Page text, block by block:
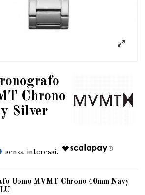
Chrono
Silver
Uomo MVMT Chrono 40mm Navy